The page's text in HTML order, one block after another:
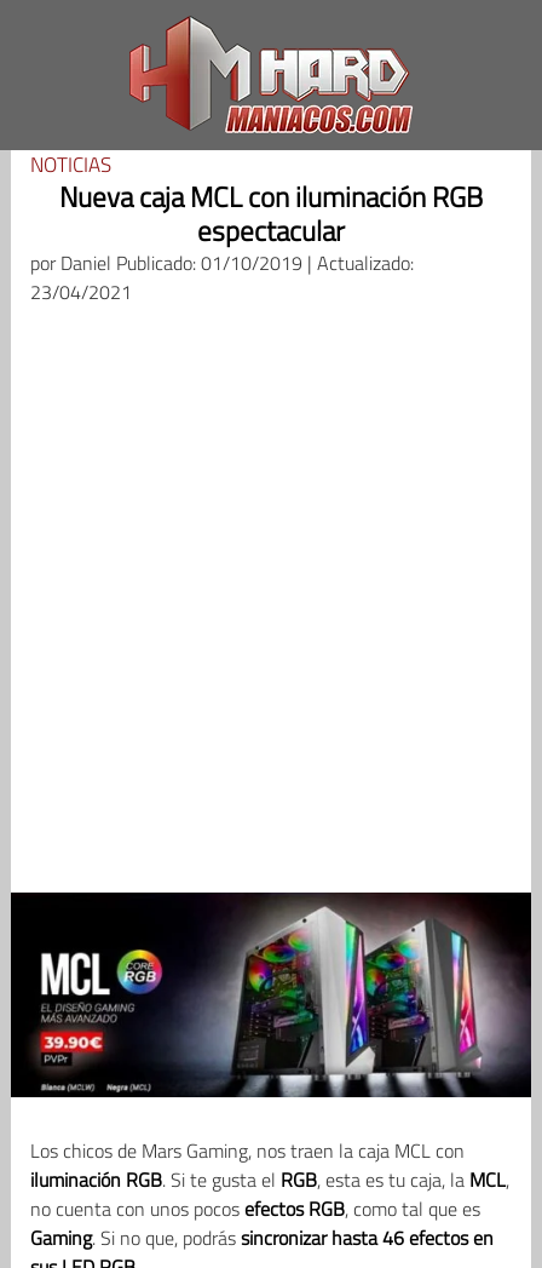
NOTICIAS
Nueva caja MCL con iluminación RGB
espectacular
porDaniel Publicado: 01/10/2019 | Actualizado:
23/04/2021
Los chicos de Mars Gaming, nos traen la caja MCL con
iluminación RGB. Si te gusta el RGB, esta es tu caja, la MCL,
no cuenta con unos pocosefectos RGB, como tal que es
Gaming. Si no que, podrássincronizar hasta 46 efectos en